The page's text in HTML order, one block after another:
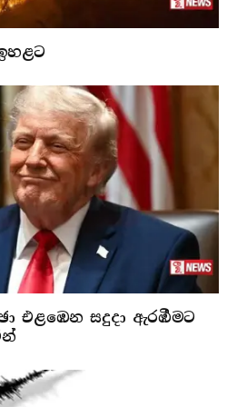
එළඹෙන සදුදා ඇරඹීමට